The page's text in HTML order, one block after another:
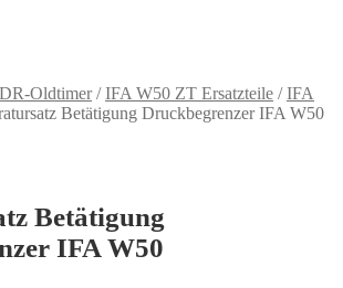
Oldtimer/IFA W50 ZT Ersatzteile /IFA
Betätigung Druckbegrenzer IFA W50
Betätigung
IFA W50